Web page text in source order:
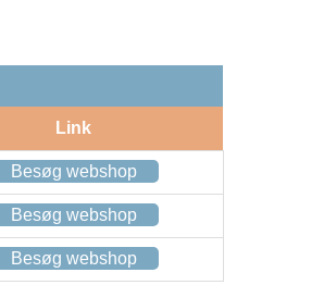
Link
Besøg webshop
Besøg webshop
Besøg webshop